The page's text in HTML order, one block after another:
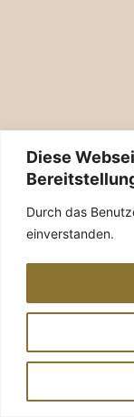
Diese
Durch das
einverstanden.